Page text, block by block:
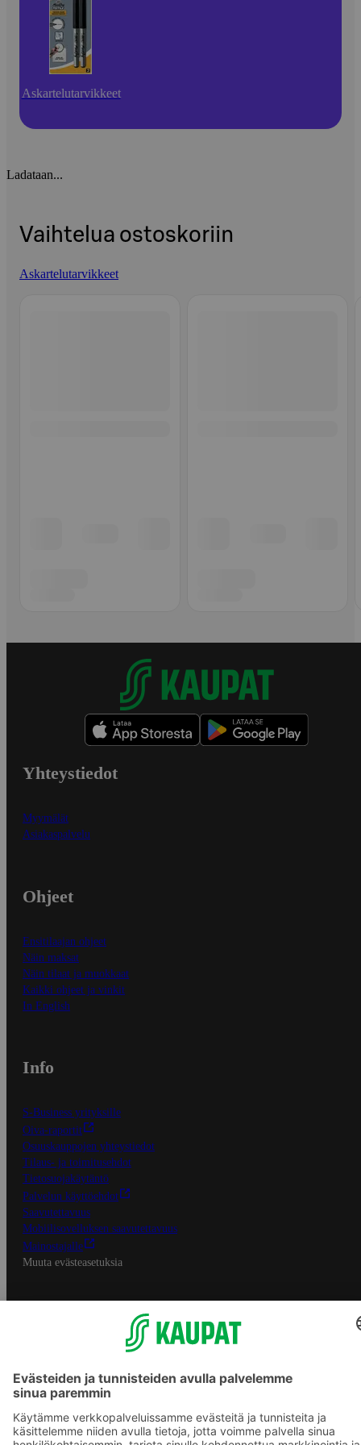
Askartelutarvikkeet
Ladataan...
Vaihtelua ostoskoriin
Askartelutarvikkeet
Yhteystiedot
Myymälät
Asiakaspalvelu
Ohjeet
Ensitilaajan ohjeet
Näin maksat
Näin tilaat ja muokkaat
Kaikki ohjeet ja vinkit
In English
Info
S-Business yrityksille
Oiva-raportit
Osuuskauppojen yhteystiedot
Tilaus- ja toimitusehdot
Tietosuojakäytäntö
Palvelun käyttöehdot
Saavutettavuus
Mobiilisovelluksen saavutettavuus
Mainostajalle
Muuta evästeasetuksia
S-ryhmän palvelut
S-ryhmä
Asiakasomistajuus
S-ostoslista -sovellus
Prisma.fi